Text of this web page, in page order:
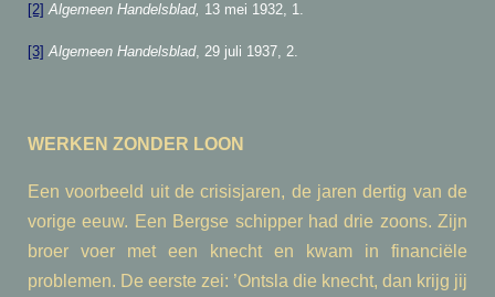
[2] Algemeen Handelsblad, 13 mei 1932, 1.
[3] Algemeen Handelsblad, 29 juli 1937, 2.
WERKEN ZONDER LOON
Een voorbeeld uit de crisisjaren, de jaren dertig van de
vorige eeuw. Een Bergse schipper had drie zoons. Zijn
broer voer met een knecht en kwam in financiële
problemen. De eerste zei: ’Ontsla die knecht, dan krijg jij